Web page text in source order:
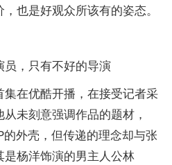
也是好观众所该有的姿态。
，只有不好的导演
集在优酷开播，在接受记者采
未刻意强调作品的题材，
的外壳，但传递的理念却与张
杨洋饰演的男主人公林